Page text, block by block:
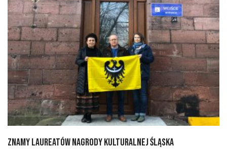
Znamy laureatów Nagrody Kulturalnej Śląska